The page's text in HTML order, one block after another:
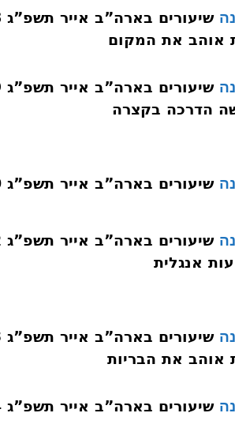
אוהב את המקום
הדרכה בקצרה
שיעורים בארה”ב אייר תשפ”ג 010 הכרת עצמו
אנגלית
אוהב את הבריות
שיעורים בארה”ב אייר תשפ”ג 014 הדרכה לאמונה